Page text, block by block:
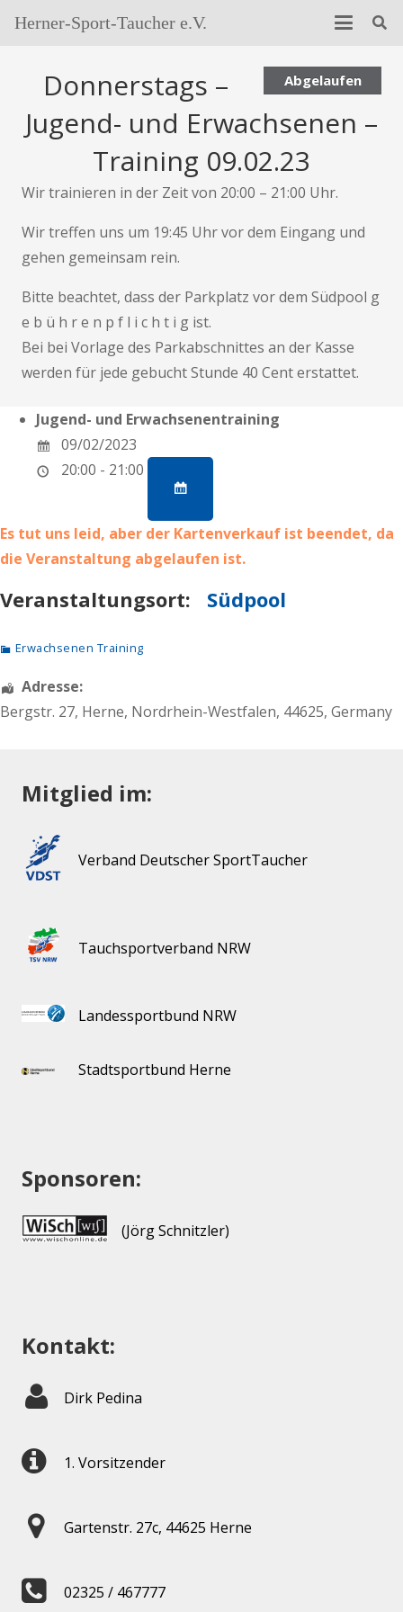
Herner-Sport-Taucher e.V.
Abgelaufen
Donnerstags –
Jugend- und Erwachsenen –
Training 09.02.23
Wir trainieren in der Zeit von 20:00 – 21:00 Uhr.
Wir treffen uns um 19:45 Uhr vor dem Eingang und
gehen gemeinsam rein.
Bitte beachtet, dass der Parkplatz vor dem Südpool g
e b ü h r e n p f l i c h t i g ist.
Bei bei Vorlage des Parkabschnittes an der Kasse
werden für jede gebucht Stunde 40 Cent erstattet.
Jugend- und Erwachsenentraining
09/02/2023
20:00 - 21:00
Es tut uns leid, aber der Kartenverkauf ist beendet, da
die Veranstaltung abgelaufen ist.
Veranstaltungsort: Südpool
Erwachsenen Training
Adresse:
Bergstr. 27, Herne, Nordrhein-Westfalen, 44625, Germany
Mitglied im:
Verband Deutscher SportTaucher
Tauchsportverband NRW
Landessportbund NRW
Stadtsportbund Herne
Sponsoren:
(Jörg Schnitzler)
Kontakt:
Dirk Pedina
1. Vorsitzender
Gartenstr. 27c, 44625 Herne
02325 / 467777